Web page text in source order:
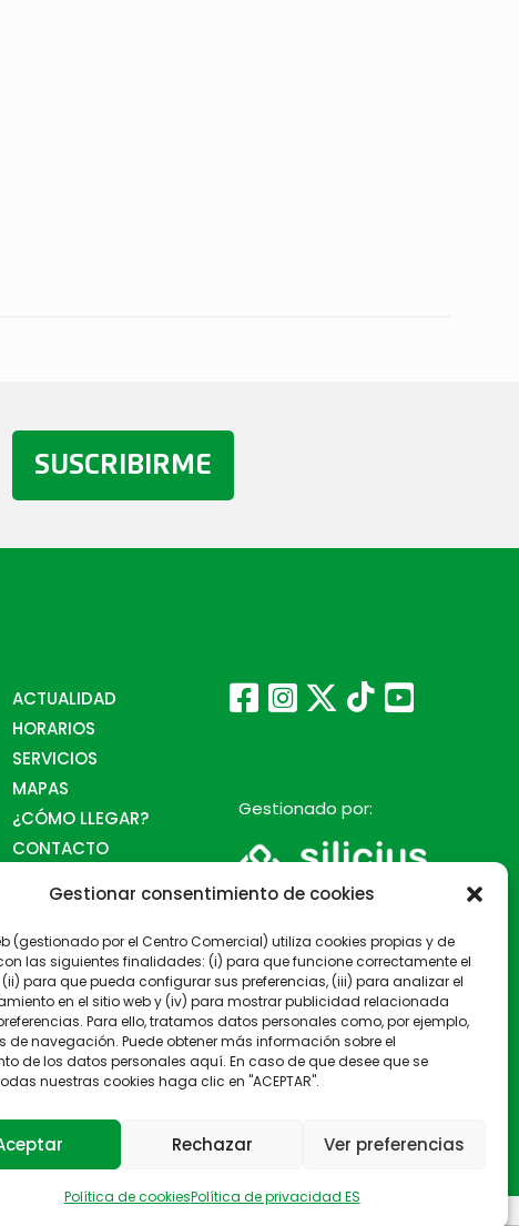
Gestionar consentimiento de cookies
(gestionado por el Centro Comercial) utiliza cookies propias y de
las siguientes finalidades: (i) para que funcione correctamente el
(ii) para que pueda configurar sus preferencias, (iii) para analizar el
en el sitio web y (iv) para mostrar publicidad relacionada
Para ello, tratamos datos personales como, por ejemplo,
de navegación. Puede obtener más información sobre el
de los datos personales aquí. En caso de que desee que se
nuestras cookies haga clic en "ACEPTAR".
Rechazar Ver preferencias
Política de cookiesPolítica de privacidad ES
SUSCRIBIRME
ACTUALIDAD
HORARIOS
SERVICIOS
MAPAS
¿CÓMO LLEGAR?
CONTACTO
Gestionado por: